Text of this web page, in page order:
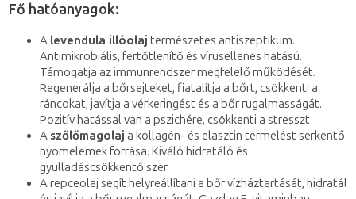
Fő hatóanyagok:
A levendula illóolaj természetes antiszeptikum.
Antimikrobiális, fertőtlenítő és vírusellenes hatású.
Támogatja az immunrendszer megfelelő működését.
Regenerálja a bőrsejteket, fiatalítja a bőrt, csökkenti a
ráncokat, javítja a vérkeringést és a bőr rugalmasságát.
Pozitív hatással van a pszichére, csökkenti a stresszt.
A szőlőmagolaj a kollagén- és elasztin termelést serkentő
nyomelemek forrása. Kiváló hidratáló és
gyulladáscsökkentő szer.
A repceolaj segít helyreállítani a bőr vízháztartását, hidratál